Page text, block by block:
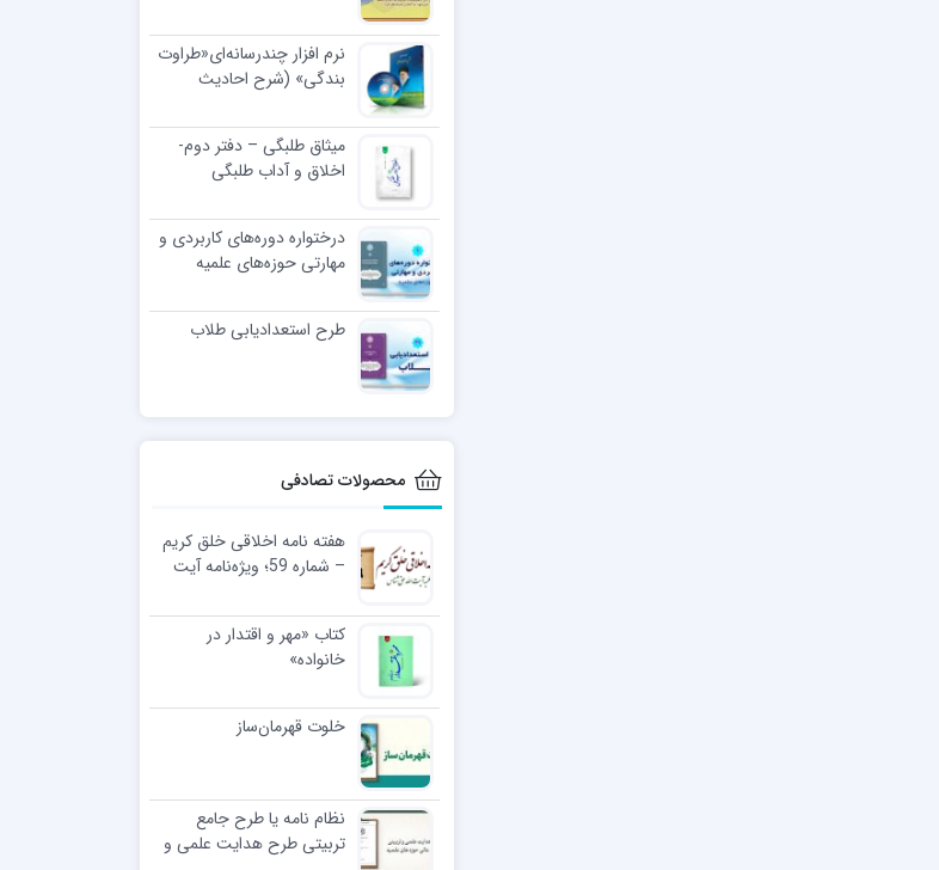
نرم افزار چندرسانه‌ای«طراوت
بندگی» (شرح احادیث
اسلامی)
میثاق طلبگی – دفتر دوم-
اخلاق و آداب طلبگی
درختواره دوره‌های کاربردی و
مهارتی حوزه‌های علمیه
طرح استعدادیابی طلاب
محصولات تصادفی
هفته نامه اخلاقی خلق کریم
– شماره 59؛ ویژه‌نامه آیت
کتاب «مهر و اقتدار در
خانواده»
خلوت قهرمان‌ساز
نظام نامه یا طرح جامع
تربیتی طرح هدایت علمی و